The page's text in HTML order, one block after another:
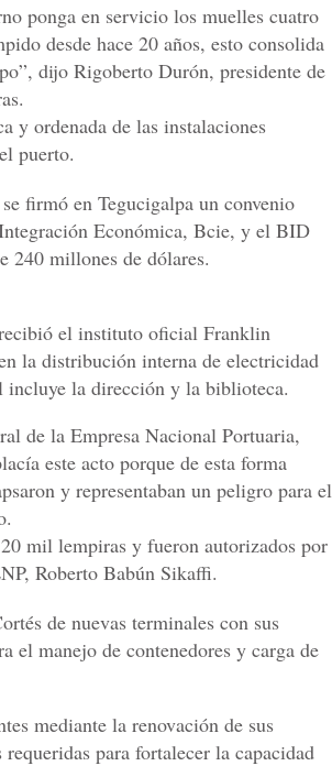
ponga en servicio los muelles cuatro
desde hace 20 años, esto consolida
dijo Rigoberto Durón, presidente de
y ordenada de las instalaciones
puerto.
firmó en Tegucigalpa un convenio
Económica, Bcie, y el BID
240 millones de dólares.
el instituto oficial Franklin
la distribución interna de electricidad
incluye la dirección y la biblioteca.
de la Empresa Nacional Portuaria,
este acto porque de esta forma
y representaban un peligro para el
mil lempiras y fueron autorizados por
Roberto Babún Sikaffi.
de nuevas terminales con sus
el manejo de contenedores y carga de
mediante la renovación de sus
para fortalecer la capacidad